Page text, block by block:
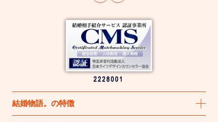
結婚物語。 の特徴